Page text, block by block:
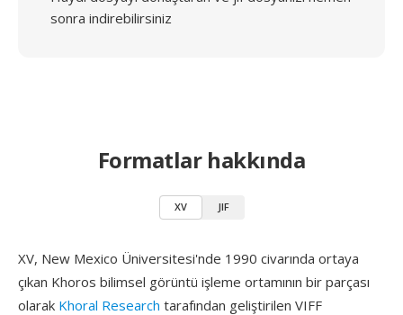
sonra indirebilirsiniz
Formatlar hakkında
XV JIF
XV, New Mexico Üniversitesi'nde 1990 civarında ortaya
çıkan Khoros bilimsel görüntü işleme ortamının bir parçası
olarak Khoral Research tarafından geliştirilen VIFF